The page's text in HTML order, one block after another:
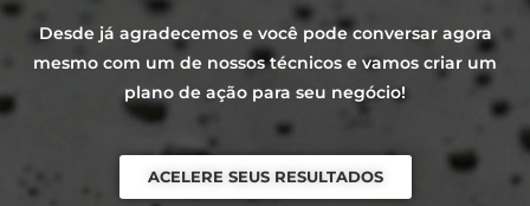
Desde já agradecemos e você pode conversar agora
mesmo com um de nossos técnicos e vamos criar um
plano de ação para seu negócio!
ACELERE SEUS RESULTADOS